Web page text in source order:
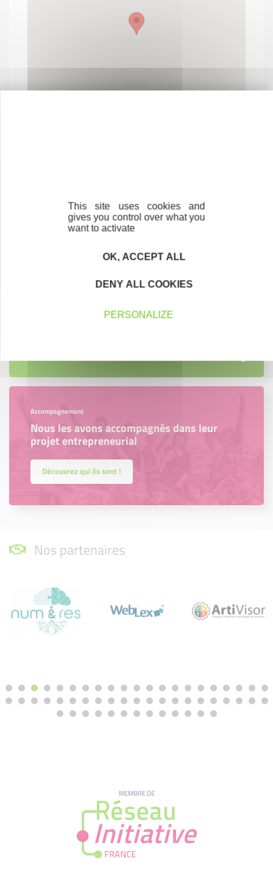
Accompagnement
Nous les avons accompagnés dans leur
projet entrepreneurial
Découvrez qui ils sont !
Nos partenaires
MEMBRE DE
This site uses cookies and
gives you control over what you
want to activate
OK, ACCEPT ALL
DENY ALL COOKIES
PERSONALIZE